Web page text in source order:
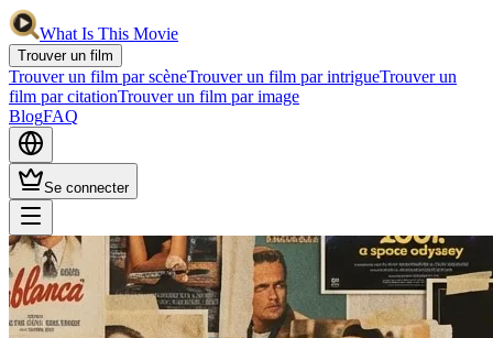
What Is This Movie
Trouver un film
Trouver un film par scèneTrouver un film par intrigueTrouver un
film par citationTrouver un film par image
BlogFAQ
Se connecter